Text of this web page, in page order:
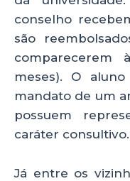
conselho
são
comparecerem
meses). O
mandato de um
possuem
caráter consultivo.
Já entre os